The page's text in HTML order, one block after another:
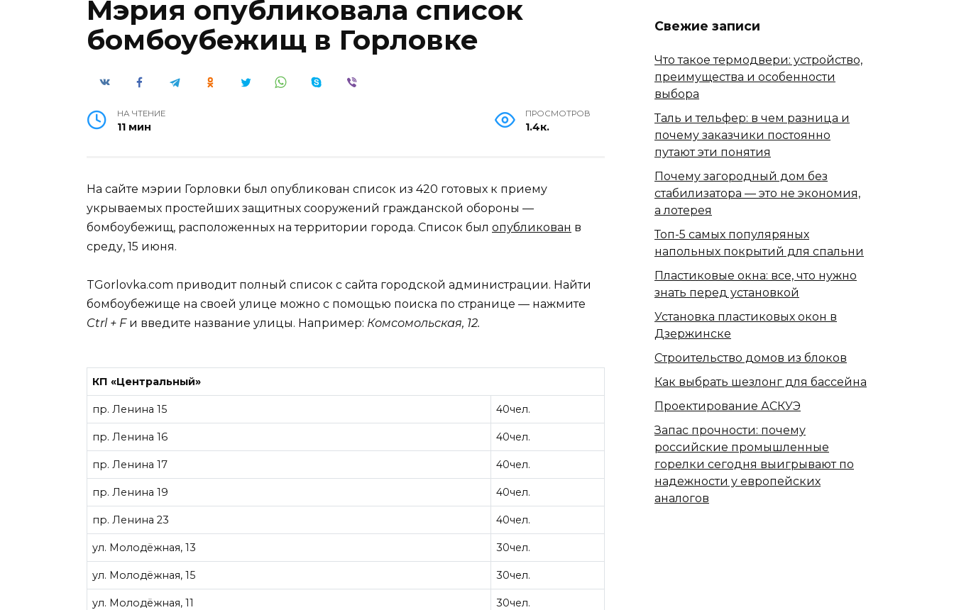
Мэрия опубликовала список
бомбоубежищ в Горловке
НА ЧТЕНИЕ
11 мин
ПРОСМОТРОВ
1.4к.
На сайте мэрии Горловки был опубликован список из 420 готовых к приему
укрываемых простейших защитных сооружений гражданской обороны —
бомбоубежищ, расположенных на территории города. Список был опубликован в
среду, 15 июня.
TGorlovka.com приводит полный список с сайта городской администрации. Найти
бомбоубежище на своей улице можно с помощью поиска по странице — нажмите
Ctrl + Fи введите название улицы. Например: Комсомольская, 12.
КП «Центральный»
пр. Ленина 15 40чел.
пр. Ленина 16 40чел.
пр. Ленина 17 40чел.
пр. Ленина 19 40чел.
пр. Ленина 23 40чел.
ул. Молодёжная, 13 30чел.
ул. Молодёжная, 15 30чел.
ул. Молодёжная, 11 30чел.
Свежие записи
Что такое термодвери: устройство,
преимущества и особенности
выбора
Таль и тельфер: в чем разница и
почему заказчики постоянно
путают эти понятия
Почему загородный дом без
стабилизатора — это не экономия,
а лотерея
Топ-5 самых популяряных
напольных покрытий для спальни
Пластиковые окна: все, что нужно
знать перед установкой
Установка пластиковых окон в
Дзержинске
Строительство домов из блоков
Как выбрать шезлонг для бассейна
Проектирование АСКУЭ
Запас прочности: почему
российские промышленные
горелки сегодня выигрывают по
надежности у европейских
аналогов